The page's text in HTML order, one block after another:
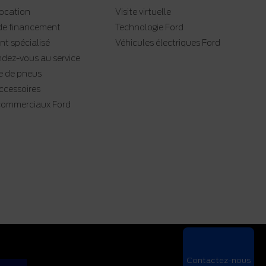
financement
spécialisé
vous au service
de pneus
Ford
Visite virtuelle
Technologie Ford
Véhicules électriques Ford
Contactez-nous